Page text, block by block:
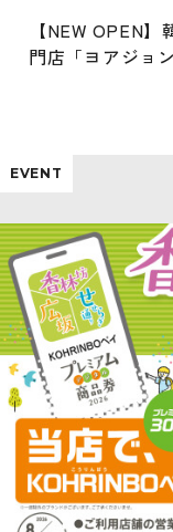
【NEW OPEN
門店「ヨアジョ
EVENT